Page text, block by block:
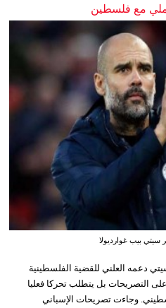
مع فلسطين
بيب غوارديولا
دعمه العلني للقضية الفلسطينية
التصريحات بل يتطلب تحركا فعليا
وجاءت تصريحات الإسباني